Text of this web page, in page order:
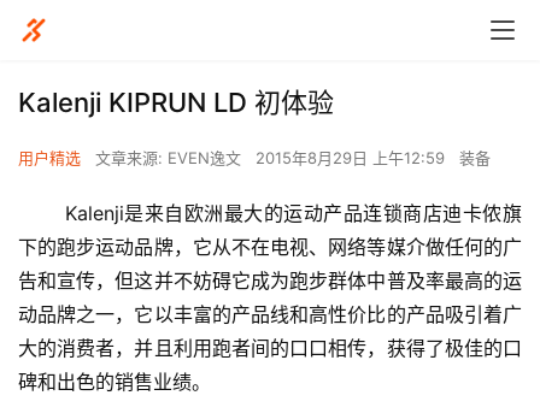
Kalenji KIPRUN LD 初体验
用户精选 文章来源: EVEN逸文 2015年8月29日 上午12:59 装备
Kalenji是来自欧洲最大的运动产品连锁商店迪卡侬旗
下的跑步运动品牌，它从不在电视、网络等媒介做任何的广
告和宣传，但这并不妨碍它成为跑步群体中普及率最高的运
动品牌之一，它以丰富的产品线和高性价比的产品吸引着广
大的消费者，并且利用跑者间的口口相传，获得了极佳的口
碑和出色的销售业绩。